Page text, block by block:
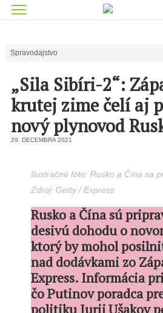
Spravodajstvo
„Sila Sibíri-2“:
krutej zime čelí aj
nový plynovod
29. DECEMBRA 2021
Ilustračné foto: Rusko a Čína sa
Zdroj: Getty / Express
Rusko a Čína sú
desivú dohodu o
ktorý by mohol
nad dodávkami zo
Express. Informácia
čo Putinov poradca
politiku Jurij Ušakov